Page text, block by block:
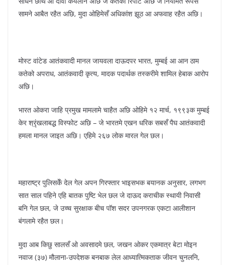
सामने आबैत रहैत अछि, मुदा ओहिमेसँ अधिकांश झूठ आ अफवाह रहैत अछि।
मोस्ट वांटेड आतंकवादी मानल जायवला दाऊदपर भारत, मुम्बई आ आन ठाम
कतेको अपराध, आतंकवादी कृत्य, मादक पदार्थक तस्करीमे शामिल हेबाक आरोप
अछि।
भारत ओकरा जाहि प्रमुख मामलामे चाहैत अछि ओहिमे १२ मार्च, १९९३क मुम्बई
केर श्रृंखलाबद्ध विस्फोट अछि – जे भारतमे एखन धरिक सबसँ पैघ आतंकवादी
हमला मानल जाइत अछि। एहिमे २६७ लोक मारल गेल छल।
महाराष्ट्र पुलिसकेँ देल गेल अपन गिरफ्तार भाइसभक बयानक अनुसार, लगभग
सात साल पहिने एहि बातक पुष्टि भेल छल जे दाऊद कराचीक स्थायी निवासी
बनि गेल छल, जे उच्च सुरक्षाक बीच पॉश सदर उपनगरक एकटा आलीशान
बंगलामे रहैत छल।
मुदा आब किछु सालसँ ओ अवसादमे छल, जखन ओकर एकमात्र बेटा मोइन
नवाज (३७) मौलाना-उपदेशक बनबाक लेल आध्यात्मिकताक जीवन चुनलनि,